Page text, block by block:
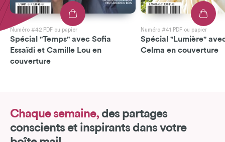
Numéro #42 PDF ou papier
Spécial "Temps" avec Sofia
Essaïdi et Camille Lou en
couverture
Numéro #41 PDF ou papier
Spécial "Lumière"
Celma en couverture
Chaque semaine, des partages
conscients et inspirants dans votre